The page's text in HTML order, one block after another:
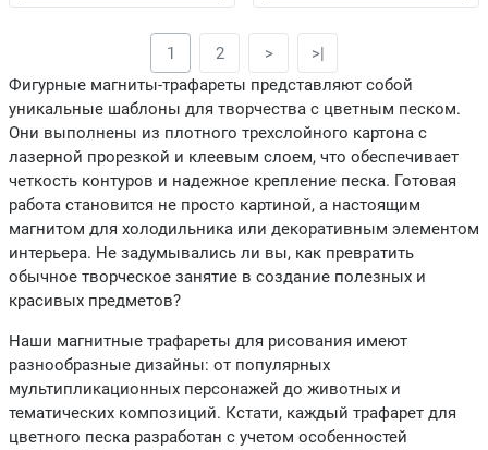
1 2 >
>|
Фигурные магниты-трафареты представляют собой
уникальные шаблоны для творчества с цветным песком.
Они выполнены из плотного трехслойного картона с
лазерной прорезкой и клеевым слоем, что обеспечивает
четкость контуров и надежное крепление песка. Готовая
работа становится не просто картиной, а настоящим
магнитом для холодильника или декоративным элементом
интерьера. Не задумывались ли вы, как превратить
обычное творческое занятие в создание полезных и
красивых предметов?
Наши магнитные трафареты для рисования имеют
разнообразные дизайны: от популярных
мультипликационных персонажей до животных и
тематических композиций. Кстати, каждый трафарет для
цветного песка разработан с учетом особенностей